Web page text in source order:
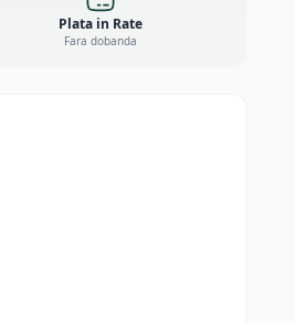
Plata in Rate
Fara dobanda